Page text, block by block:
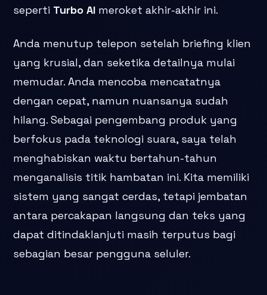
seperti Turbo AI meroket akhir-akhir ini.
Anda menutup telepon setelah briefing klien
yang krusial, dan seketika detailnya mulai
memudar. Anda mencoba mencatatnya
dengan cepat, namun nuansanya sudah
hilang. Sebagai pengembang produk yang
berfokus pada teknologi suara, saya telah
menghabiskan waktu bertahun-tahun
menganalisis titik hambatan ini. Kita memiliki
sistem yang sangat cerdas, tetapi jembatan
antara percakapan langsung dan teks yang
dapat ditindaklanjuti masih terputus bagi
sebagian besar pengguna seluler.